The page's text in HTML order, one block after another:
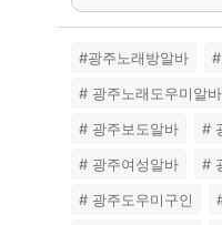
#광주노래방알바
# 광주노래도우미알바
# 광주보도알바
#
# 광주여성알바
#
# 광주도우미구인